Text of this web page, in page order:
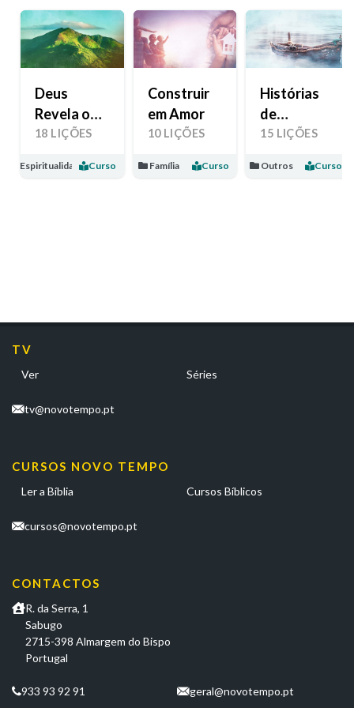
Deus
Revela o
Seu Amor
18 LIÇÕES
Espiritualidade Curso
Construir
em Amor
10 LIÇÕES
Família Curso
Histórias
de
Esperança
15 LIÇÕES
Outros Curso
TV
Ver Séries
tv@novotempo.pt
CURSOS NOVO TEMPO
Ler a Bíblia Cursos Bíblicos
cursos@novotempo.pt
CONTACTOS
R. da Serra, 1
Sabugo
2715-398 Almargem do Bispo
Portugal
933 93 92 91 geral@novotempo.pt